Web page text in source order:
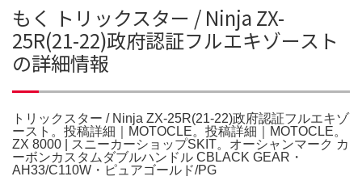
もく トリックスター / Ninja ZX-
25R(21-22)政府認証フルエキゾースト
の詳細情報
トリックスター / Ninja ZX-25R(21-22)政府認証フルエキゾ
ースト。投稿詳細｜MOTOCLE。投稿詳細｜MOTOCLE。
ZX 8000 | スニーカーショップSKIT。オーシャンマーク カ
ーボンカスタムダブルハンドル CBLACK GEAR・
AH33/C110W・ピュアゴールド/PG